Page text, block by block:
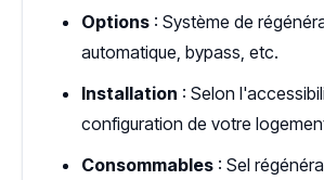
Options : Système de
automatique, bypass, etc.
Installation : Selon
configuration de votre
Consommables : Sel